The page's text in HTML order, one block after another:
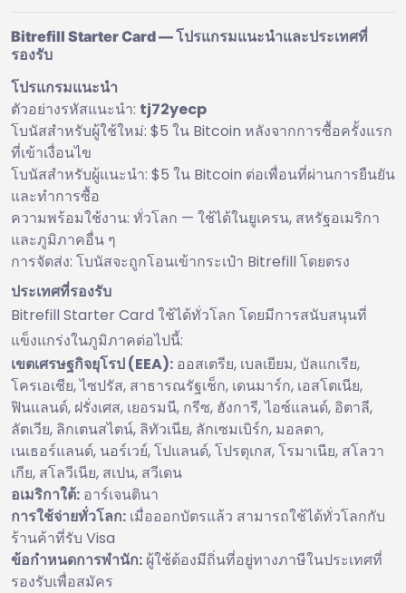
Bitrefill Starter Card — โปรแกรมแนะนำและประเทศที่
รองรับ
โปรแกรมแนะนำ
ตัวอย่างรหัสแนะนำ: tj72yecp
โบนัสสำหรับผู้ใช้ใหม่: $5 ใน Bitcoin หลังจากการซื้อครั้งแรก
ที่เข้าเงื่อนไข
โบนัสสำหรับผู้แนะนำ: $5 ใน Bitcoin ต่อเพื่อนที่ผ่านการยืนยัน
และทำการซื้อ
ความพร้อมใช้งาน: ทั่วโลก — ใช้ได้ในยูเครน, สหรัฐอเมริกา
และภูมิภาคอื่น ๆ
การจัดส่ง: โบนัสจะถูกโอนเข้ากระเป๋า Bitrefill โดยตรง
ประเทศที่รองรับ
Bitrefill Starter Card ใช้ได้ทั่วโลก โดยมีการสนับสนุนที่
แข็งแกร่งในภูมิภาคต่อไปนี้:
เขตเศรษฐกิจยุโรป (EEA): ออสเตรีย, เบลเยียม, บัลแกเรีย,
โครเอเชีย, ไซปรัส, สาธารณรัฐเช็ก, เดนมาร์ก, เอสโตเนีย,
ฟินแลนด์, ฝรั่งเศส, เยอรมนี, กรีซ, ฮังการี, ไอซ์แลนด์, อิตาลี,
ลัตเวีย, ลิกเตนสไตน์, ลิทัวเนีย, ลักเซมเบิร์ก, มอลตา,
เนเธอร์แลนด์, นอร์เวย์, โปแลนด์, โปรตุเกส, โรมาเนีย, สโลวา
เกีย, สโลวีเนีย, สเปน, สวีเดน
อเมริกาใต้: อาร์เจนตินา
การใช้จ่ายทั่วโลก: เมื่อออกบัตรแล้ว สามารถใช้ได้ทั่วโลกกับ
ร้านค้าที่รับ Visa
ข้อกำหนดการพำนัก: ผู้ใช้ต้องมีถิ่นที่อยู่ทางภาษีในประเทศที่
รองรับเพื่อสมัคร